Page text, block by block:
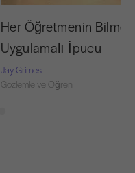
Her Öğretmenin
Uygulamalı İpucu
Jay Grimes
Gözlemle ve Öğren